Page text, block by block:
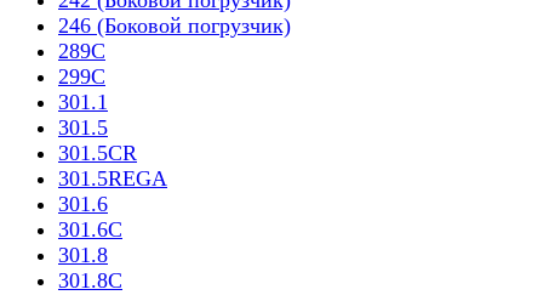
246 (Боковой погрузчик)
289C
299C
301.1
301.5
301.5CR
301.5REGA
301.6
301.6C
301.8
301.8C